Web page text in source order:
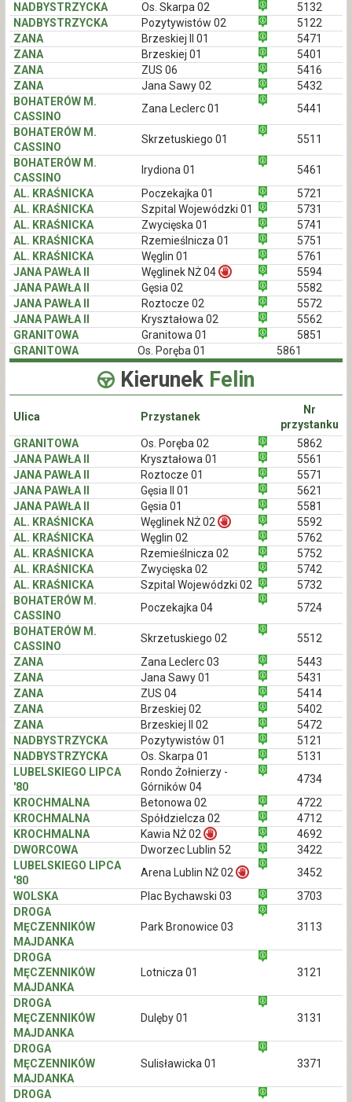
NADBYSTRZYCKA
Os. Skarpa 02
5132
NADBYSTRZYCKA
Pozytywistów 02
5122
ZANA
Brzeskiej II 01
5471
ZANA
Brzeskiej 01
5401
ZANA
ZUS 06
5416
ZANA
Jana Sawy 02
5432
BOHATERÓW M.
CASSINO
Zana Leclerc 01
5441
BOHATERÓW M.
CASSINO
Skrzetuskiego 01
5511
BOHATERÓW M.
CASSINO
Irydiona 01
5461
AL. KRAŚNICKA
Poczekajka 01
5721
AL. KRAŚNICKA
Szpital Wojewódzki 01
5731
AL. KRAŚNICKA
Zwycięska 01
5741
AL. KRAŚNICKA
Rzemieślnicza 01
5751
AL. KRAŚNICKA
Węglin 01
5761
JANA PAWŁA II
Węglinek NŻ 04
5594
JANA PAWŁA II
Gęsia 02
5582
JANA PAWŁA II
Roztocze 02
5572
JANA PAWŁA II
Kryształowa 02
5562
GRANITOWA
Granitowa 01
5851
GRANITOWA
Os. Poręba 01 5861
Kierunek Felin
Ulica Przystanek
Nr
przystanku
GRANITOWA
Os. Poręba 02
5862
JANA PAWŁA II
Kryształowa 01
5561
JANA PAWŁA II
Roztocze 01
5571
JANA PAWŁA II
Gęsia II 01
5621
JANA PAWŁA II
Gęsia 01
5581
AL. KRAŚNICKA
Węglinek NŻ 02
5592
AL. KRAŚNICKA
Węglin 02
5762
AL. KRAŚNICKA
Rzemieślnicza 02
5752
AL. KRAŚNICKA
Zwycięska 02
5742
AL. KRAŚNICKA
Szpital Wojewódzki 02
5732
BOHATERÓW M.
CASSINO
Poczekajka 04
5724
BOHATERÓW M.
CASSINO
Skrzetuskiego 02
5512
ZANA
Zana Leclerc 03
5443
ZANA
Jana Sawy 01
5431
ZANA
ZUS 04
5414
ZANA
Brzeskiej 02
5402
ZANA
Brzeskiej II 02
5472
NADBYSTRZYCKA
Pozytywistów 01
5121
NADBYSTRZYCKA
Os. Skarpa 01
5131
LUBELSKIEGO LIPCA
'80
Rondo Żołnierzy -
Górników 04
4734
KROCHMALNA
Betonowa 02
4722
KROCHMALNA
Spółdzielcza 02
4712
KROCHMALNA
Kawia NŻ 02
4692
DWORCOWA
Dworzec Lublin 52
3422
LUBELSKIEGO LIPCA
'80
Arena Lublin NŻ 02
3452
WOLSKA
Plac Bychawski 03
3703
DROGA
MĘCZENNIKÓW
MAJDANKA
Park Bronowice 03 3113
DROGA
MĘCZENNIKÓW
MAJDANKA
Lotnicza 01 3121
DROGA
MĘCZENNIKÓW
MAJDANKA
Dulęby 01 3131
DROGA
MĘCZENNIKÓW
MAJDANKA
Sulisławicka 01 3371
DROGA